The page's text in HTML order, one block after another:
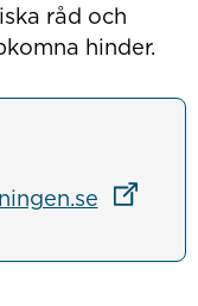
råd och
hinder.
Länk till